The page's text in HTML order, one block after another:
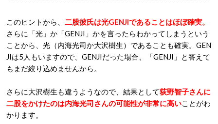
このヒントから、 二股彼氏は光GENJIであることはほぼ確実。
さらに「光」か「GENJI」かを言ったらわかってしまうという
ことから、光（内海光司か大沢樹生）であることも確実。GEN
JIは5人もいますので、GENJIだった場合、「GENJI」と答えて
もまだ絞り込めませんから。
さらに大沢樹生も違うようなので、結果として荻野智子さんに
二股をかけたのは内海光司さんの可能性が非常に高いことがわ
かります。